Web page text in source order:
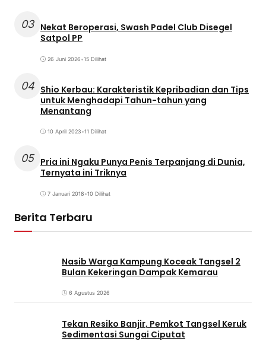
03 Nekat Beroperasi, Swash Padel Club Disegel
Satpol PP
26 Juni 2026•15 Dilihat
04 Shio Kerbau: Karakteristik Kepribadian dan Tips
untuk Menghadapi Tahun-tahun yang
Menantang
10 April 2023•11 Dilihat
05 Pria ini Ngaku Punya Penis Terpanjang di Dunia,
Ternyata ini Triknya
7 Januari 2018•10 Dilihat
Berita Terbaru
Nasib Warga Kampung Koceak Tangsel 2
Bulan Kekeringan Dampak Kemarau
6 Agustus 2026
Tekan Resiko Banjir, Pemkot Tangsel Keruk
Sedimentasi Sungai Ciputat